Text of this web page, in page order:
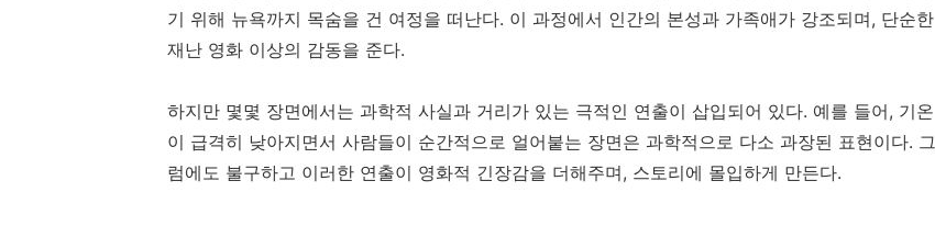
기 위해 뉴욕까지 목숨을 건 여정을 떠난다. 이 과정에서 인간의 본성과 가족애가 강조되며, 단순한
재난 영화 이상의 감동을 준다.
하지만 몇몇 장면에서는 과학적 사실과 거리가 있는 극적인 연출이 삽입되어 있다. 예를 들어, 기온
이 급격히 낮아지면서 사람들이 순간적으로 얼어붙는 장면은 과학적으로 다소 과장된 표현이다. 그
럼에도 불구하고 이러한 연출이 영화적 긴장감을 더해주며, 스토리에 몰입하게 만든다.